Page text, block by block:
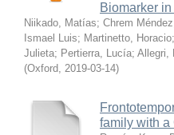
Biomarker
Niikado, Matías; Chrem
Ismael Luis; Martinetto, Horacio;
Julieta; Pertierra, Lucía; Allegri,
(Oxford, 2019-03-14)
family with a